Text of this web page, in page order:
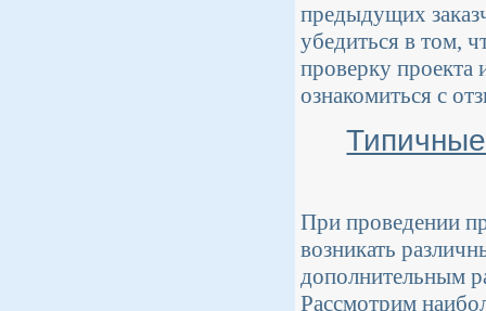
предыдущих
убедиться в том,
проверку проекта
ознакомиться с
При проведении
возникать
дополнительным
Рассмотрим